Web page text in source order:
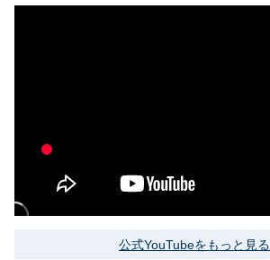
公式YouTubeをもっと見る